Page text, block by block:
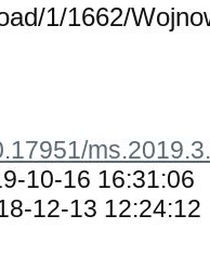
1/1662/
10-16 16:31:06
12-13 12:24:12